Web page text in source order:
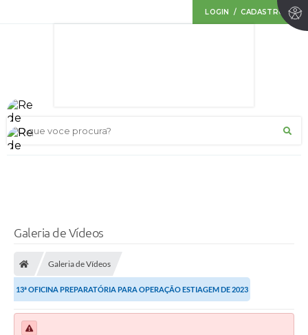
LOGIN / CADASTRO
O que voce procura?
Galeria de Vídeos
Galeria de Vídeos
13ª OFICINA PREPARATÓRIA PARA OPERAÇÃO ESTIAGEM DE 2023